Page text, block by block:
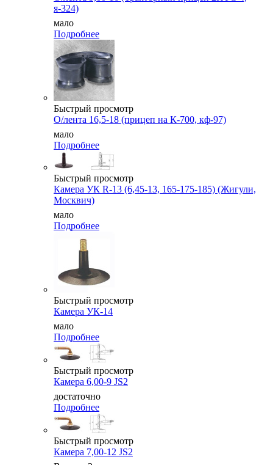
я-324)
мало
Подробнее
Быстрый просмотр
О/лента 16,5-18 (прицеп на К-700, кф-97)
мало
Подробнее
Быстрый просмотр
Камера УК R-13 (6,45-13, 165-175-185) (Жигули,
Москвич)
мало
Подробнее
Быстрый просмотр
Камера УК-14
мало
Подробнее
Быстрый просмотр
Камера 6,00-9 JS2
достаточно
Подробнее
Быстрый просмотр
Камера 7,00-12 JS2